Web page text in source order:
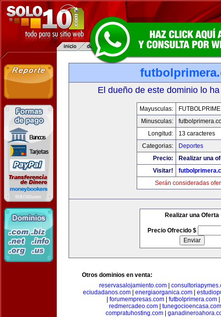
El dueño de este dominio lo
Mayusculas:
Minusculas:
Longitud:
13 caracteres
Categorias:
Deportes
Precio:
Realizar una
Visitar!
Serán consideradas
Realizar una Oferta
Precio Ofrecido $
Otros dominios en venta:
reservasalojamiento.com
eciudadanos.com| energiaorganica.com|
forumempresas.com futbolprimera.com
redmercadeo.com| tunegocioencasa.com
compratuhosting.com|